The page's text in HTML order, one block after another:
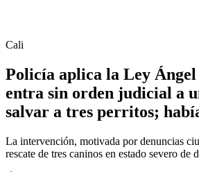
Cali
Policía aplica la Ley
entra sin orden judicial a
salvar a tres perritos;
La intervención, motivada por denuncias
rescate de tres caninos en estado severo de